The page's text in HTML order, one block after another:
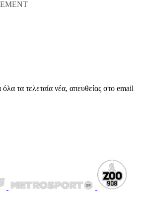
τα τελεταία νέα, απευθείας στο email